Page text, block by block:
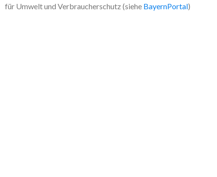
Abfällen außerhalb zugelassener
für Umwelt und Verbraucherschutz (siehe BayernPortal)